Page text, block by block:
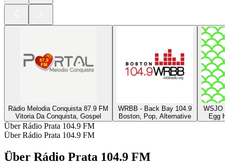
Rádio Melodia Conquista 87.9 FM
Vitoria Da Conquista, Gospel
WRBB - Back Bay 104.9
Boston, Pop, Alternative
WSJO -
Egg
Über Rádio Prata 104.9 FM
Über Rádio Prata 104.9 FM
Über Rádio Prata 104.9 FM